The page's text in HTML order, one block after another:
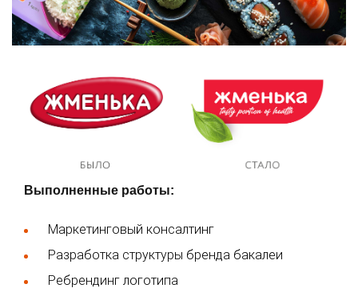
Выполненные работы:
Маркетинговый консалтинг
Разработка структуры бренда бакалеи
Ребрендинг логотипа